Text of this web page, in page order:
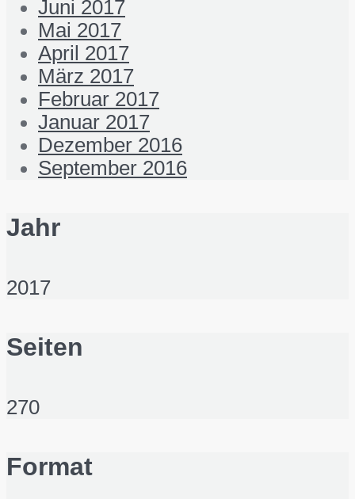
Juni 2017
Mai 2017
April 2017
März 2017
Februar 2017
Januar 2017
Dezember 2016
September 2016
Jahr
2017
Seiten
270
Format